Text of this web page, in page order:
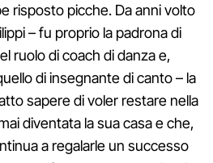
risposto picche. Da anni volto
– fu proprio la padrona di
ruolo di coach di danza e,
di insegnante di canto – la
sapere di voler restare nella
diventata la sua casa e che,
a regalarle un successo